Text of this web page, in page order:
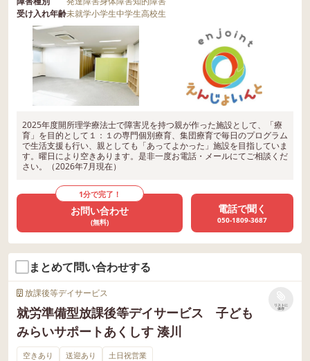
受け入れ年齢未就学小学生中学生高校生
2025年度開所理学療法士で障害児を持つ親が作った施設として、「療
育」を目的として１：１の専門個別療育、集団療育で毎日のプログラム
で生活支援も行い、親としても「あってよかった」施設を目指していま
す。曜日により空きあります。是非一度お電話・メールにてご相談くだ
さい。（2026年7月現在）
1分で完了！
お問い合わせ
(無料)
電話で聞く
050-1809-3687
まとめて問い合わせする
放課後等デイサービス
就労準備型放課後等デイサービス 子ども
みらいサポートあくしす 湊川
リストに
保存
空きあり 送迎あり 土日祝営業